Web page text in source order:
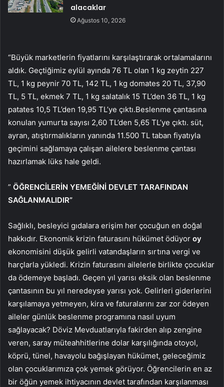
alacaklar
Ağustos 10, 2026
“Büyük marketlerin fiyatlarını karşılaştırarak ortalamalarını
aldık. Geçtiğimiz eylül ayında 76 TL olan 1 kg zeytin 227
TL, 1 kg peynir 70 TL, 142 TL, 1 kg domates 20 TL, 37,90
TL, 5 TL, ekmek 7 TL, 1 kg salatalık 15 TL’den 36 TL, 1 kg
patates 10,5 TL’den 19,95 TL’ye çıktı.Beslenme çantasına
konulan yumurta sayısı 2,60 TL’den 5,65 TL’ye çıktı. süt,
ayran, atıştırmalıkların yanında 11.500 TL taban fiyatıyla
geçimini sağlamaya çalışan ailelere beslenme çantası
hazırlamak lüks hale geldi.
” ÖĞRENCİLERİN YEMEĞİNİ DEVLET TARAFINDAN
SAĞLANMALIDIR”
Sağlıklı, besleyici gıdalara erişim her çocuğun en doğal
hakkıdır. Ekonomik krizin faturasını hükümet ödüyor oy
ekonomisini düşük gelirli vatandaşların sırtına vergi ve
harçlarla yükledi. Krizin faturasını ailelerle birlikte çocuklar
da ödemeye başladı. Geçen yıl yarısı eksik olan beslenme
çantasının bu yıl neredeyse yarısı yok. Gelirleri giderlerini
karşılamaya yetmeyen, kira ve faturalarını zar zor ödeyen
aileler günlük beslenme programına nasıl uyum
sağlayacak? Döviz Mevduatlarıyla fakirden alıp zengine
veren, saray müteahhitlerine dolar karşılığında otoyol,
köprü, tünel, havayolu bağışlayan hükümet, geleceğimiz
olan çocuklarımıza çok yemek görüyor. Öğrencilerin en az
bir öğün yemek ihtiyacının devlet tarafından karşılanması